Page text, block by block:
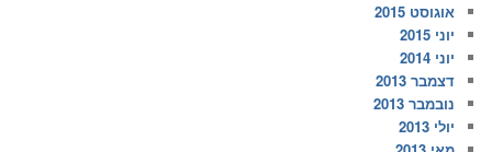
אוגוסט 2015
יוני 2015
יוני 2014
דצמבר 2013
נובמבר 2013
יולי 2013